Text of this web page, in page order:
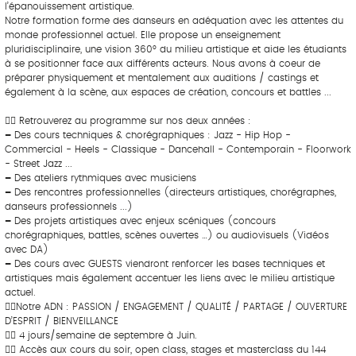
l’épanouissement artistique.
Notre formation forme des danseurs en adéquation avec les attentes du
monde professionnel actuel. Elle propose un enseignement
pluridisciplinaire, une vision 360° du milieu artistique et aide les étudiants
à se positionner face aux différents acteurs. Nous avons à coeur de
préparer physiquement et mentalement aux auditions / castings et
également à la scène, aux espaces de création, concours et battles ...
👉🏼 Retrouverez au programme sur nos deux années :
– Des cours techniques & chorégraphiques : Jazz - Hip Hop -
Commercial - Heels - Classique - Dancehall - Contemporain - Floorwork
- Street Jazz ...
– Des ateliers rythmiques avec musiciens
– Des rencontres professionnelles (directeurs artistiques, chorégraphes,
danseurs professionnels ...)
– Des projets artistiques avec enjeux scéniques (concours
chorégraphiques, battles, scènes ouvertes …) ou audiovisuels (Vidéos
avec DA)
– Des cours avec GUESTS viendront renforcer les bases techniques et
artistiques mais également accentuer les liens avec le milieu artistique
actuel.
👉🏼Notre ADN : PASSION / ENGAGEMENT / QUALITÉ / PARTAGE / OUVERTURE
D’ESPRIT / BIENVEILLANCE
👉🏼 4 jours/semaine de septembre à Juin.
👉🏼 Accès aux cours du soir, open class, stages et masterclass du 144